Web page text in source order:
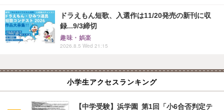
ドラえもん短歌、入選作は11/20発売の新刊に収
録...9/3締切
趣味・娯楽
2026.8.5 Wed 21:15
小学生アクセスランキング
【中学受験】浜学園 第1回「小6合否判定テ